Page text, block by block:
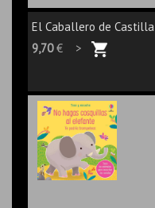
El Caballero de Castilla
9,70€ >